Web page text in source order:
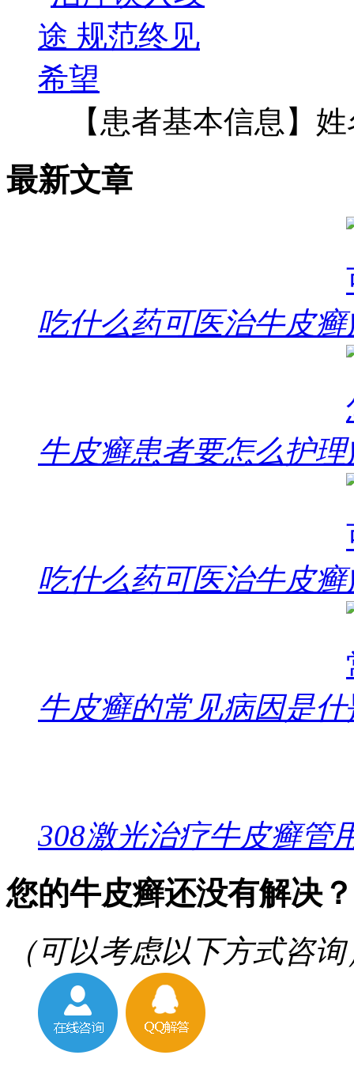
【患者基本信息】
最新文章
吃什么药可医治牛皮癣
牛皮癣患者要怎么护理
吃什么药可医治牛皮癣
牛皮癣的常见病因是什
308激光治疗牛皮癣管
您的牛皮癣还没有解决？
（可以考虑以下方式咨询